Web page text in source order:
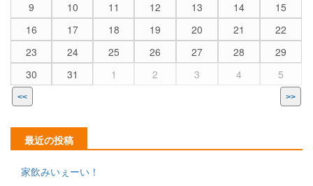
9
10 11 12 13 14
15
16
17 18 19 20 21
22
23
24 25 26 27 28
29
30
31 1 2 3 4 5
<< >>
最近の投稿
家飲みいぇーい！